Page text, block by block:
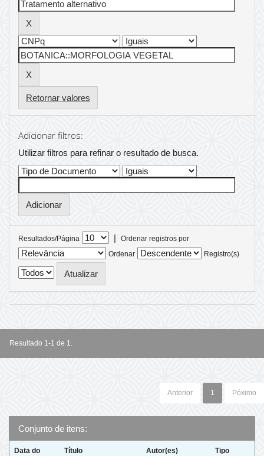
Retornar valores
Adicionar filtros:
Utilizar filtros para refinar o resultado de busca.
Resultados/Página |
Ordenar registros por
Ordenar
Registro(s)
Resultado 1-1 de 1.
Anterior 1 Póximo
Conjunto de itens:
Data do
Título Autor(es) Tipo